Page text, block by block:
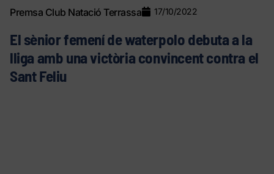
Premsa Club Natació Terrassa 17/10/2022
El sènior femení de waterpolo debuta a la
lliga amb una victòria convincent contra el
Sant Feliu